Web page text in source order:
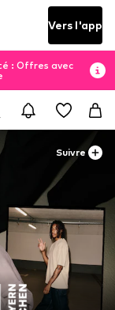
Vers l'app
: Offres avec
Suivre